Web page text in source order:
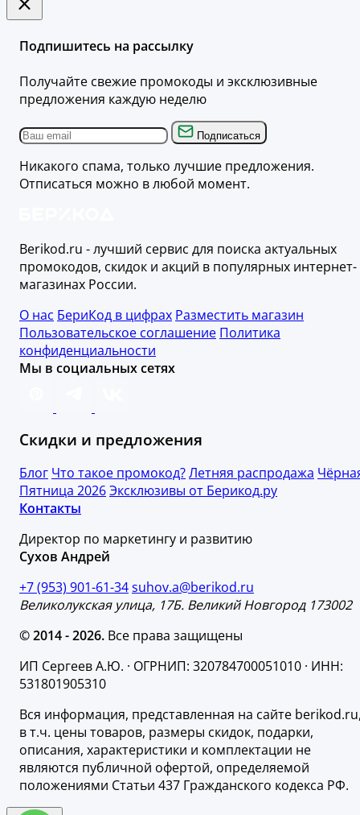
Подпишитесь на рассылку
Получайте свежие промокоды и эксклюзивные
предложения каждую неделю
Подписаться
Никакого спама, только лучшие предложения.
Отписаться можно в любой момент.
Berikod.ru - лучший сервис для поиска актуальных
промокодов, скидок и акций в популярных интернет-
магазинах России.
О нас БериКод в цифрах Разместить магазин
Пользовательское соглашение Политика
конфиденциальности
Мы в социальных сетях
Скидки и предложения
Блог Что такое промокод?Летняя распродажа
Пятница 2026Эксклюзивы от Берикод.ру
Контакты
Директор по маркетингу и развитию
Сухов Андрей
+7 (953) 901-61-34suhov.a@berikod.ru
Великолукская улица, 17Б. Великий Новгород 173002
© 2014 - 2026. Все права защищены
ИП Сергеев А.Ю. · ОГРНИП: 320784700051010 · ИНН:
531801905310
Вся информация, представленная на сайте
в т.ч. цены товаров, размеры скидок, подарки,
описания, характеристики и комплектации не
являются публичной офертой, определяемой
положениями Статьи 437 Гражданского кодекса РФ.